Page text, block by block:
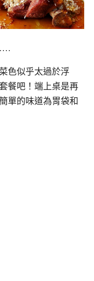
色似乎太過於浮
餐吧！端上桌是再
單的味道為胃袋和